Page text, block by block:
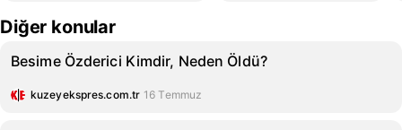
Diğer konular
Besime Özderici Kimdir, Neden Öldü?
kuzeyekspres.com.tr 16 Temmuz